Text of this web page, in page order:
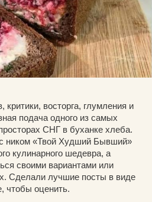
восторга, глумления и
подача одного из самых
СНГ в буханке хлеба.
ником «Твой Худший Бывший»
кулинарного шедевра, а
своими вариантами или
Сделали лучшие посты в виде
чтобы оценить.